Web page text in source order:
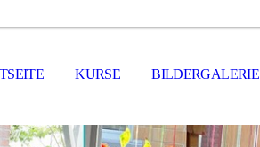
KURSE BILDERGALERIE